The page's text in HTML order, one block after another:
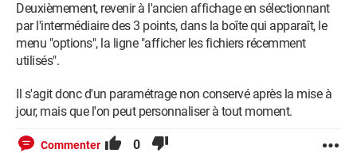
Deuxièmement, revenir à l'ancien affichage en sélectionnant
par l'intermédiaire des 3 points, dans la boîte qui apparaît, le
menu "options", la ligne "afficher les fichiers récemment
utilisés".
Il s'agit donc d'un paramétrage non conservé après la mise à
jour, mais que l'on peut personnaliser à tout moment.
Commenter 0